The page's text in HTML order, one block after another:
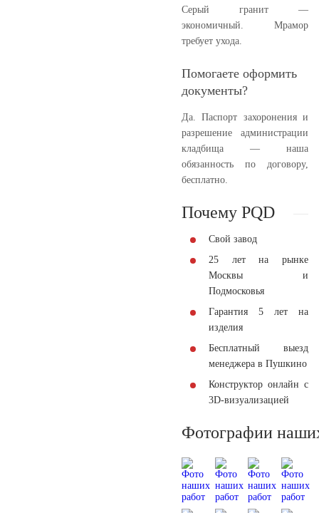
Серый гранит —
экономичный. Мрамор
требует ухода.
Помогаете оформить
документы?
Да. Паспорт захоронения и
разрешение администрации
кладбища — наша
обязанность по договору,
бесплатно.
Почему PQD
Свой завод
25 лет на рынке
Москвы и
Подмосковья
Гарантия 5 лет на
изделия
Бесплатный выезд
менеджера в Пушкино
Конструктор онлайн с
3D-визуализацией
Фотографии